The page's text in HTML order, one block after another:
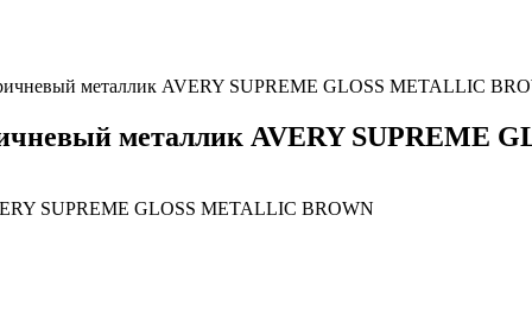
металлик AVERY SUPREME GLOSS METALLIC
металлик AVERY SUPREME